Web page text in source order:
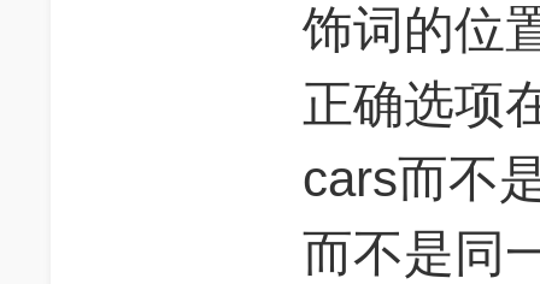
饰词的位
正确选项
cars而不
而不是同